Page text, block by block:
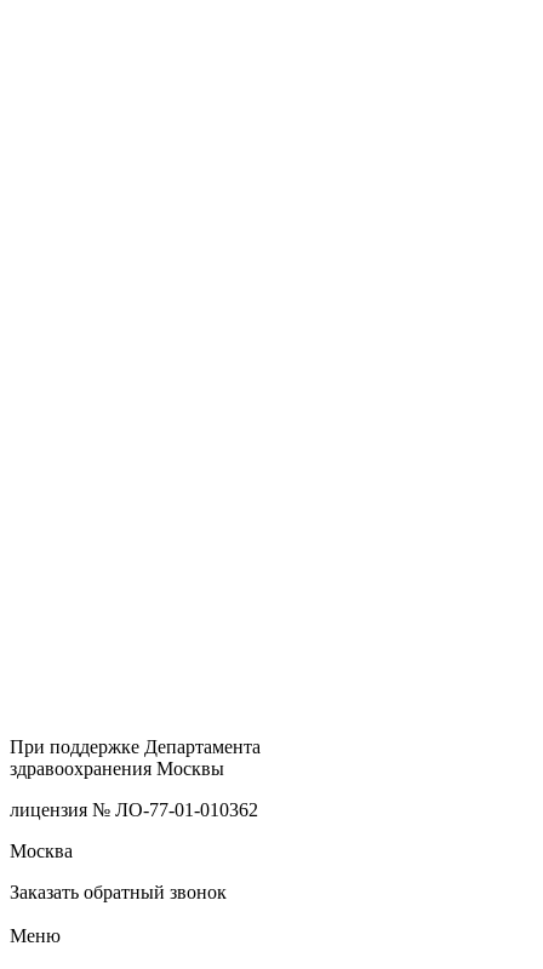
При поддержке Департамента
здравоохранения Москвы
лицензия № ЛО-77-01-010362
Москва
Заказать обратный звонок
Меню